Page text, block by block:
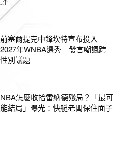
前塞爾提克中鋒坎特宣布投入
2027年WNBA選秀 發言嘲諷跨
性別議題
NBA怎麼收拾雷納德殘局？「最可
能結局」曝光：快艇老闆保住面子